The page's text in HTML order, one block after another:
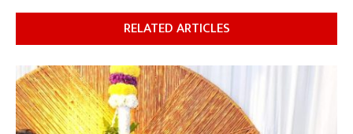
RELATED ARTICLES